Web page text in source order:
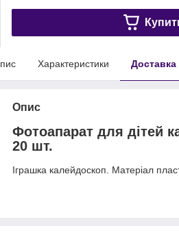
Характеристики Доставка
Опис
Фотоапарат для дітей
20 шт.
Іграшка калейдоскоп. Матеріал